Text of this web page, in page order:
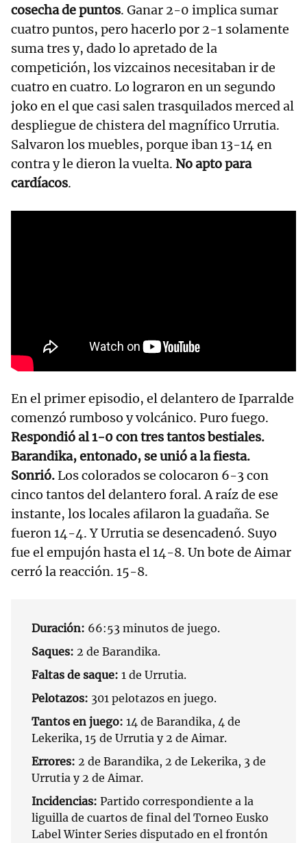
cosecha de puntos. Ganar 2-0 implica sumar
cuatro puntos, pero hacerlo por 2-1 solamente
suma tres y, dado lo apretado de la
competición, los vizcainos necesitaban ir de
cuatro en cuatro. Lo lograron en un segundo
joko en el que casi salen trasquilados merced al
despliegue de chistera del magnífico Urrutia.
Salvaron los muebles, porque iban 13-14 en
contra y le dieron la vuelta. No apto para
cardíacos.
En el primer episodio, el delantero de Iparralde
comenzó rumboso y volcánico. Puro fuego.
Respondió al 1-0 con tres tantos bestiales.
Barandika, entonado, se unió a la fiesta.
Sonrió.Los colorados se colocaron 6-3 con
cinco tantos del delantero foral. A raíz de ese
instante, los locales afilaron la guadaña. Se
fueron 14-4. Y Urrutia se desencadenó. Suyo
fue el empujón hasta el 14-8. Un bote de Aimar
cerró la reacción. 15-8.
Duración: 66:53 minutos de juego.
Saques: 2 de Barandika.
Faltas de saque: 1 de Urrutia.
Pelotazos: 301 pelotazos en juego.
Tantos en juego: 14 de Barandika, 4 de
Lekerika, 15 de Urrutia y 2 de Aimar.
Errores: 2 de Barandika, 2 de Lekerika, 3 de
Urrutia y 2 de Aimar.
Incidencias: Partido correspondiente a la
liguilla de cuartos de final del Torneo Eusko
Label Winter Series disputado en el frontón